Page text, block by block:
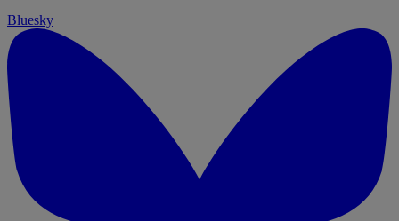
Bluesky